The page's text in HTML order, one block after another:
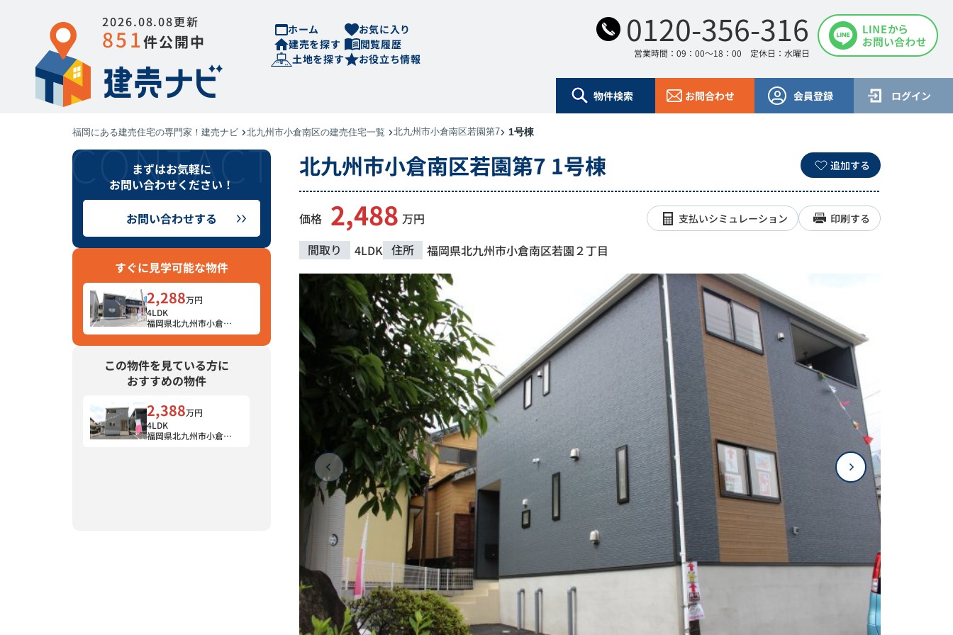
2026.08.08更新
851件公開中
ホーム
建売を探す
土地を探す
お気に入り
閲覧履歴
お役立ち情報
0120-356-316
営業時間：09：00～18：00 定休日：水曜日
物件検索 お問合わせ 会員登録 ログイン
福岡にある建売住宅の専門家！建売ナビ 北九州市小倉南区の建売住宅一覧 北九州市小倉南区若園第7 1号棟
まずはお気軽に
お問い合わせください！
お問い合わせする
すぐに見学可能な物件
2,288万円
4LDK
福岡県北九州市小倉南
区
この物件を見ている方に
おすすめの物件
2,388万円
4LDK
福岡県北九州市小倉南
北九州市小倉南区若園第7 1号棟 追加する
価格 2,488 万円 支払いシミュレーション 印刷する
間取り 4LDK 住所 福岡県北九州市小倉南区若園２丁目